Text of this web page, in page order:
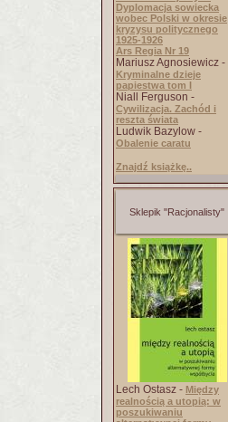
Dyplomacja sowiecka
wobec Polski w okresie
kryzysu politycznego
1925-1926
Ars Regia Nr 19
Mariusz Agnosiewicz -
Kryminalne dzieje
papiestwa tom I
Niall Ferguson -
Cywilizacja. Zachód i
reszta świata
Ludwik Bazylow -
Obalenie caratu
Znajdź książkę..
Sklepik "Racjonalisty"
Lech Ostasz - Między
realnością a utopią: w
poszukiwaniu